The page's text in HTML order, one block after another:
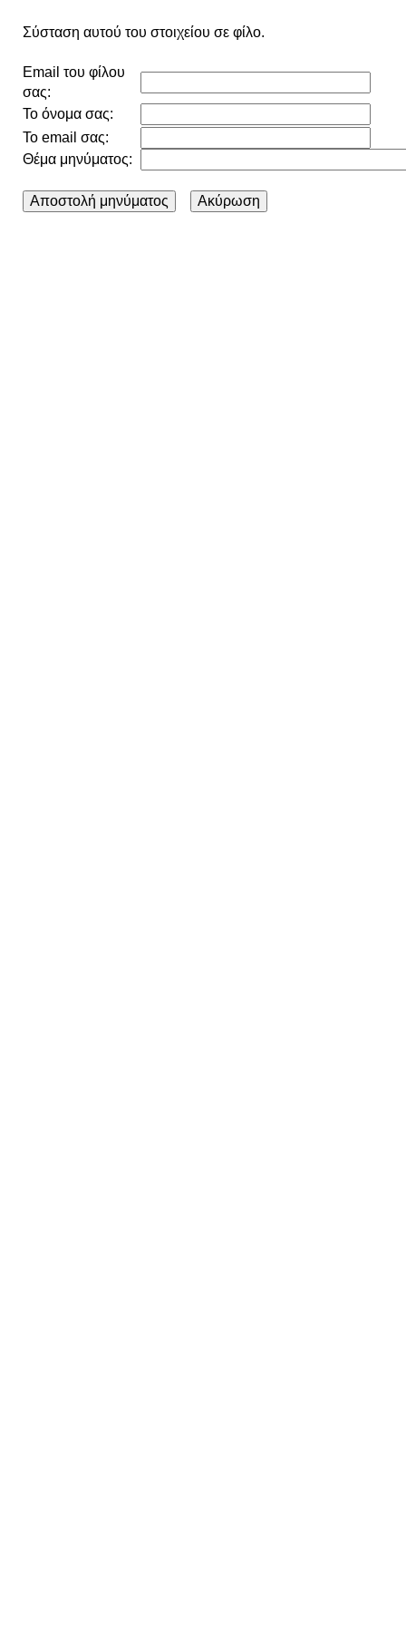
Σύσταση αυτού του στοιχείου σε φίλο.
Email του φίλου
σας:
Το όνομα σας:
Το email σας:
Θέμα μηνύματος: